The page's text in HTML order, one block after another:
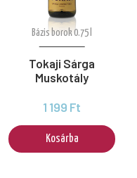
Bázis borok 0.75 l
Tokaji Sárga
Muskotály
1 199 Ft
Kosárba